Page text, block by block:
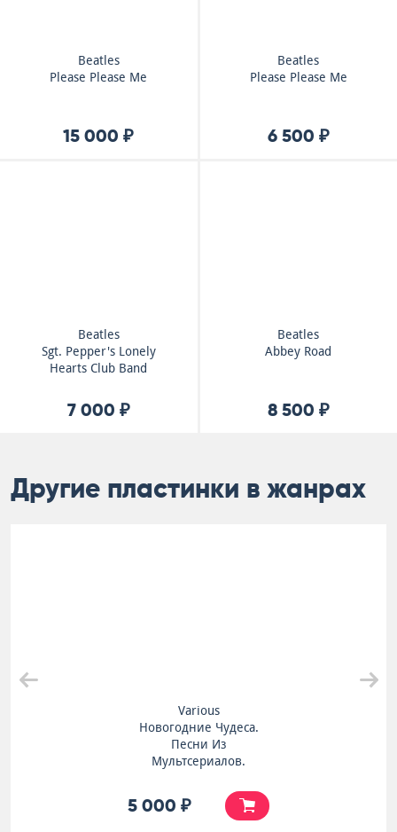
Beatles
Please Please Me
15 000 ₽
Beatles
Please Please Me
6 500 ₽
Beatles
Sgt. Pepper's Lonely
Hearts Club Band
7 000 ₽
Beatles
Abbey Road
8 500 ₽
Другие пластинки в жанрах
Various
Новогодние Чудеса.
Песни Из
Мультсериалов.
5 000 ₽